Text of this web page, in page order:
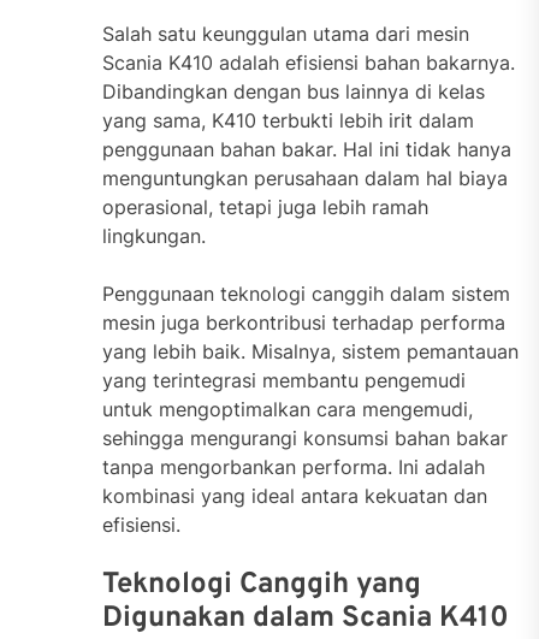
Salah satu keunggulan utama dari mesin
Scania K410 adalah efisiensi bahan bakarnya.
Dibandingkan dengan bus lainnya di kelas
yang sama, K410 terbukti lebih irit dalam
penggunaan bahan bakar. Hal ini tidak hanya
menguntungkan perusahaan dalam hal biaya
operasional, tetapi juga lebih ramah
lingkungan.
Penggunaan teknologi canggih dalam sistem
mesin juga berkontribusi terhadap performa
yang lebih baik. Misalnya, sistem pemantauan
yang terintegrasi membantu pengemudi
untuk mengoptimalkan cara mengemudi,
sehingga mengurangi konsumsi bahan bakar
tanpa mengorbankan performa. Ini adalah
kombinasi yang ideal antara kekuatan dan
efisiensi.
Teknologi Canggih yang
Digunakan dalam Scania K410